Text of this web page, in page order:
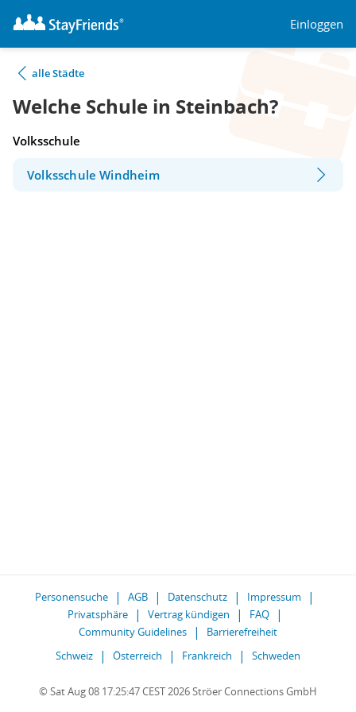
Einloggen
alle Städte
Welche Schule in Steinbach?
Volksschule
Volksschule Windheim
Personensuche AGB Datenschutz
Impressum
Privatsphäre
Vertrag kündigen
FAQ
Community Guidelines
Barrierefreiheit
Schweiz
Österreich Frankreich Schweden
© Sat Aug 08 17:25:47 CEST 2026 Ströer Connections GmbH